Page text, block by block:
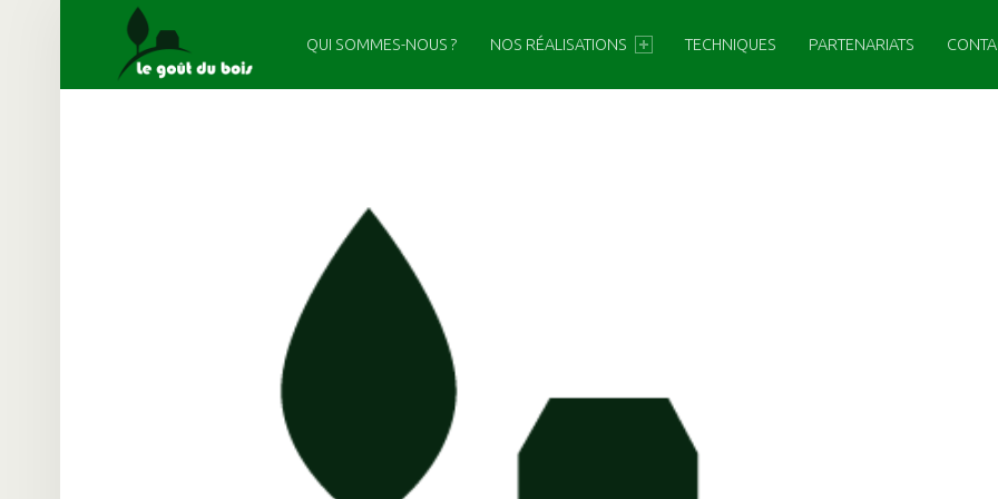
CROPPED-LOGO-HEADER.PNG – LE GOÛT DU BOIS QUI SOMMES-NOUS ? NOS RÉALISATIONS TECHNIQUES PARTENARIATS